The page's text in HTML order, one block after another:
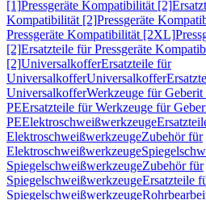
[1]Pressgeräte Kompatibilität [2]
Kompatibilität [2]Pressgeräte
Pressgeräte Kompatibilität [2XL]
[2]Ersatzteile für Pressgeräte
[2]UniversalkofferErsatzteile für
UniversalkofferUniversalkoffer
UniversalkofferWerkzeuge für
PEErsatzteile für Werkzeuge für
PEElektroschweißwerkzeuge
ElektroschweißwerkzeugeZubehör für
Elektroschweißwerkzeuge
SpiegelschweißwerkzeugeZubehör für
SpiegelschweißwerkzeugeErsatzteile
Spiegelschweißwerkzeuge